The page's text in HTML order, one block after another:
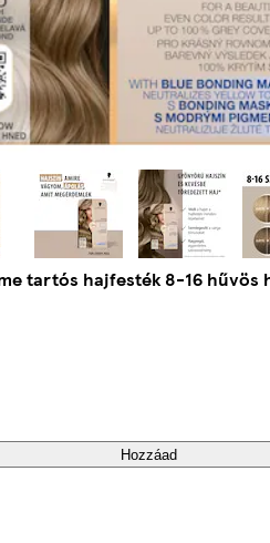
tartós hajfesték 8-16 hűvös
Hozzáad